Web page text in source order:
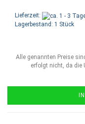
Lieferzeit:
Lagerbestand: 1 Stück
Alle genannten Preise
erfolgt nicht, da die